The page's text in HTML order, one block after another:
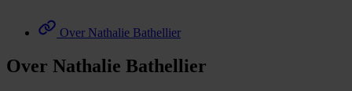
Over Nathalie Bathellier
Over Nathalie Bathellier